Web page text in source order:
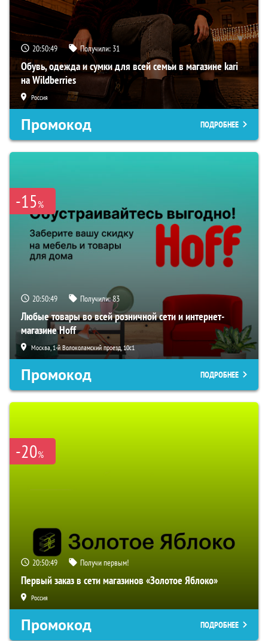
20:50:48 Получили: 31
Обувь, одежда и сумки для всей семьи в магазине kari
на Wildberries
Россия
Промокод ПОДРОБНЕЕ
-15%
20:50:48 Получили:83
Любые товары во всей розничной сети и интернет-
магазине Hoff
Москва, 1-й Волоколамский проезд, 10с1
Промокод ПОДРОБНЕЕ
-20%
20:50:48 Получи первым!
Первый заказ в сети магазинов «Золотое Яблоко»
Россия
Промокод ПОДРОБНЕЕ